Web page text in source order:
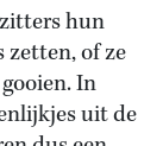
hun
of ze
In
uit de